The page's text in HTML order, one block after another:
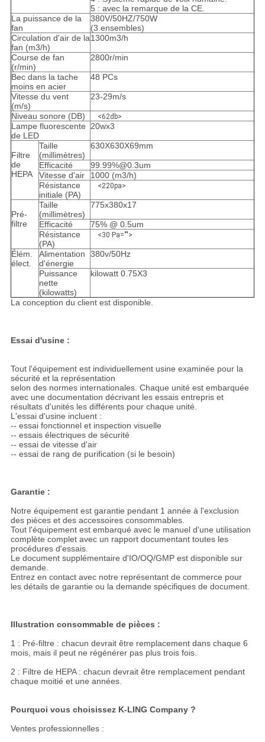
5 : avec la remarque de la CE.
La puissance de la
fan
380V/50HZ/750W
(3 ensembles)
Circulation d'air de la
fan (m3/h)
1300m3/h
Course de fan
(r/min)
2800r/min
Bec dans la tache
moins en acier
48 PCs
Vitesse du vent
(m/s)
23-29m/s
Niveau sonore (DB) <62db>
Lampe fluorescente
de LED
20wx3
Filtre
de
HEPA
Taille
(millimètres)
630X630X69mm
Efficacité
99.99%@0.3um
Vitesse d'air
1000 (m3/h)
Résistance
initiale (PA)
<220pa>
Pré-
filtre
Taille
(millimètres)
775x380x17
Efficacité
75% @ 0.5um
Résistance
(PA)
<30 Pa="">
Élém.
élect.
Alimentation
d'énergie
380v/50Hz
Puissance
nette
(kilowatts)
kilowatt 0.75X3
La conception du client est disponible.
Essai d'usine :
Tout l'équipement est individuellement usine examinée pour la
sécurité et la représentation
selon des normes internationales. Chaque unité est embarquée
avec une documentation décrivant les essais entrepris et
résultats d'unités les différents pour chaque unité.
L'essai d'usine incluent :
-- essai fonctionnel et inspection visuelle
-- essais électriques de sécurité
-- essai de vitesse d'air
-- essai de rang de purification (si le besoin)
Garantie :
Notre équipement est garantie pendant 1 année à l'exclusion
des pièces et des accessoires consommables.
Tout l'équipement est embarqué avec le manuel d'une utilisation
complète complet avec un rapport documentant toutes les
procédures d'essais.
Le document supplémentaire d'IO/OQ/GMP est disponible sur
demande.
Entrez en contact avec notre représentant de commerce pour
les détails de garantie ou la demande spécifiques de document.
Illustration consommable de pièces :
1 : Pré-filtre : chacun devrait être remplacement dans chaque 6
mois, mais il peut ne régénérer pas plus trois fois.
2 : Filtre de HEPA : chacun devrait être remplacement pendant
chaque moitié et une années.
Pourquoi vous choisissez K-LING Company ?
Ventes professionnelles :